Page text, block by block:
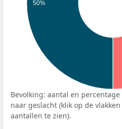
50%
Bevolking: aantal en
naar geslacht (klik op de
aantallen te zien).